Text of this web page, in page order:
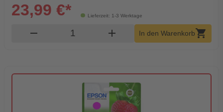
Lieferzeit: 1-3 Werktage
23,99 €*
remove Produkt Warenkorb Menge
add In den Warenkorb shopping_cart